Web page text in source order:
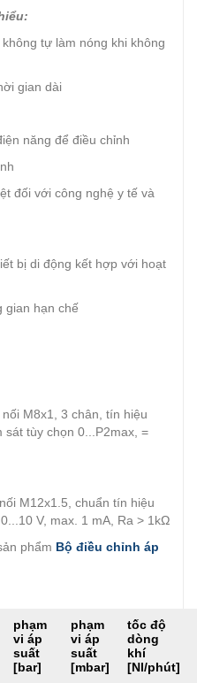
tự làm nóng khi không
gian dài
năng để điều chỉnh
đối với công nghệ y tế và
bị di động kết hợp với hoạt
gian hạn chế
M8x1, 3 chân, tín hiệu
tùy chọn 0...P2max, =
M12x1.5, chuẩn tín hiệu
V, max. 1 mA, Ra > 1kΩ
phẩm Bộ điều chỉnh áp
phạm
vi áp
suất
[bar]
phạm
vi áp
suất
[mbar]
tốc độ
dòng
khí
[Nl/phút]